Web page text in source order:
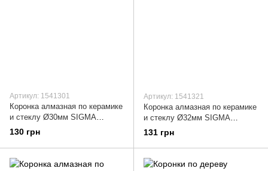
Артикул: 1541301
Коронка алмазная по керамике
и стеклу Ø30мм SIGMA
(1541301)
130 грн
Артикул: 1541321
Коронка алмазная по керамике
и стеклу Ø32мм SIGMA
(1541321)
131 грн